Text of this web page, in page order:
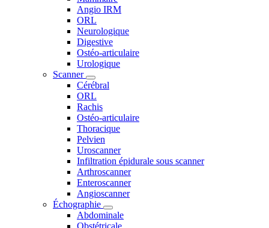
Angio IRM
ORL
Neurologique
Digestive
Ostéo-articulaire
Urologique
Scanner
Cérébral
ORL
Rachis
Ostéo-articulaire
Thoracique
Pelvien
Uroscanner
Infiltration épidurale sous scanner
Arthroscanner
Enteroscanner
Angioscanner
Échographie
Abdominale
Obstétricale